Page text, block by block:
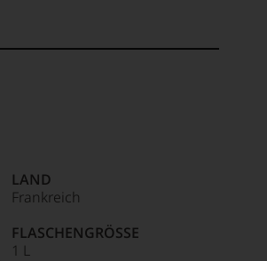
LAND
Frankreich
FLASCHENGRÖSSE
1 L